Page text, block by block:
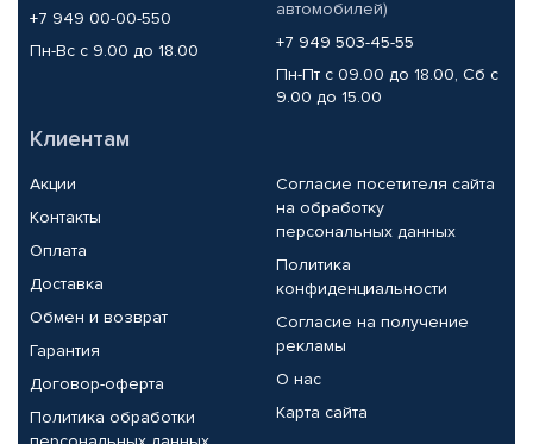
+7 949 00-00-550
Пн-Вс с 9.00 до 18.00
автомобилей)
+7 949 503-45-55
Пн-Пт с 09.00 до 18.00, Сб с
9.00 до 15.00
Клиентам
Акции
Контакты
Оплата
Доставка
Обмен и возврат
Гарантия
Договор-оферта
Политика обработки
Согласие посетителя сайта
на обработку
персональных данных
Политика
конфиденциальности
Согласие на получение
рекламы
О нас
Карта сайта